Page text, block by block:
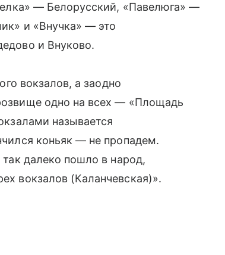
— Белорусский, «Павелюга» —
и «Внучка» — это
и Внуково.
вокзалов, а заодно
одно на всех — «Площадь
называется
коньяк — не пропадем.
далеко пошло в народ,
вокзалов (Каланчевская)».